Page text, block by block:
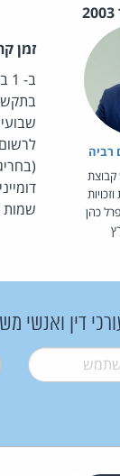
רביה
קבוצת
כהן
זמן
שמות
דין ואנשי
*